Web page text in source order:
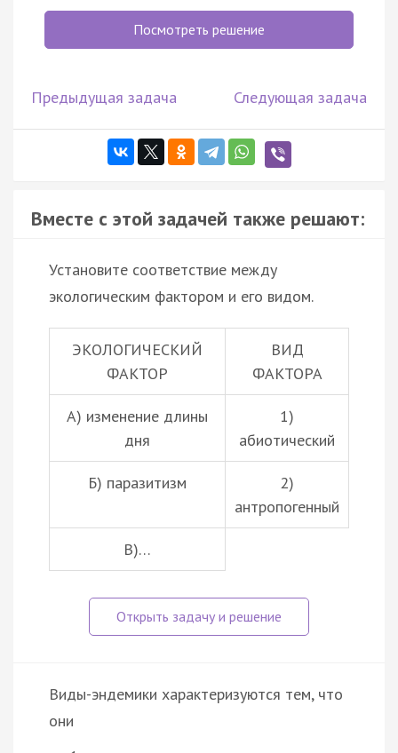
Посмотреть решение
Предыдущая задача Следующая задача
Вместе с этой задачей также решают:
Установите соответствие между
экологическим фактором и его видом.
ЭКОЛОГИЧЕСКИЙ
ФАКТОР
ВИД
ФАКТОРА
А) изменение длины
дня
1)
абиотический
Б) паразитизм
2)
антропогенный
В)…
Виды-эндемики характеризуются тем, что
они